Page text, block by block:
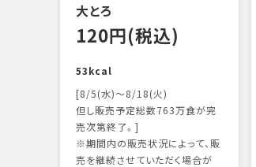
大とろ
120円(税込)
53kcal
[8/5(水)～8/18(火)
但し販売予定総数763万食が完
売次第終了。]
※期間内の販売状況によって、販
売を継続させていただく場合が